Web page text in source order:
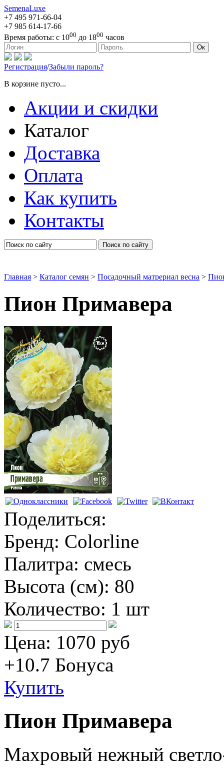
SemenaLuxe
+7 495 971-66-04
+7 985 614-17-66
Время работы: с 1000 до 1800 часов
127473, г. Москва, ул. Краснопролетарская, д. 16, стр. 1 Ок
Регистрация/Забыли пароль?
В корзине пусто...
Акции и скидки
Каталог
Доставка
Оплата
Как купить
Контакты
Поиск по сайту
Главная > Каталог семян > Посадочный матрериал весна >
Пион Примавера
Пионы травянистые
Поделиться:
Бренд: Colorline
Палитра: смесь
Высота (см): 80
Количество: 1 шт
Цена: 1070 руб
+10.7 Бонуса
Купить
Пион Примавера
Махровый нежный